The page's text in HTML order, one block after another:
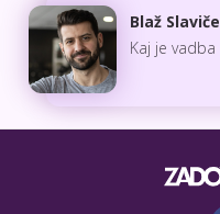
Blaž
Kaj je